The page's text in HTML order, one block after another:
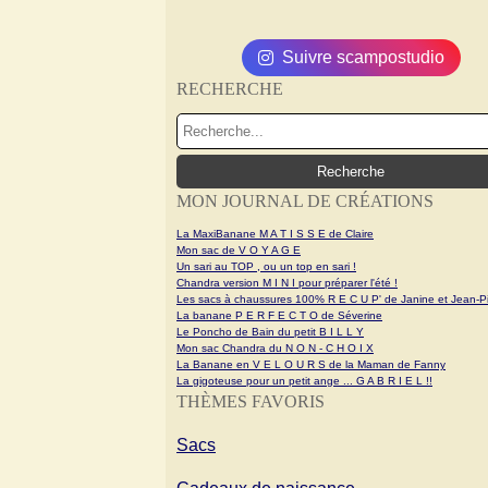
Suivre scampostudio
RECHERCHE
MON JOURNAL DE CRÉATIONS
La MaxiBanane M A T I S S E de Claire
Mon sac de V O Y A G E
Un sari au TOP , ou un top en sari !
Chandra version M I N I pour préparer l'été !
Les sacs à chaussures 100% R E C U P' de Janine et Jean-
La banane P E R F E C T O de Séverine
Le Poncho de Bain du petit B I L L Y
Mon sac Chandra du N O N - C H O I X
La Banane en V E L O U R S de la Maman de Fanny
La gigoteuse pour un petit ange ... G A B R I E L !!
THÈMES FAVORIS
Sacs